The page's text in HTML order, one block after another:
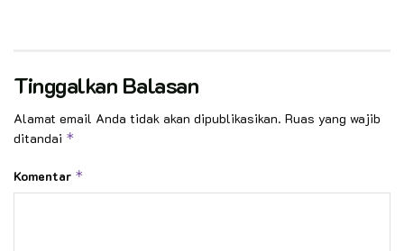
Tinggalkan Balasan
Alamat email Anda tidak akan dipublikasikan. Ruas yang wajib
ditandai *
Komentar *